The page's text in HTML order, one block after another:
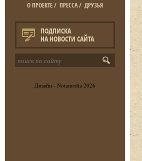
О ПРОЕКТЕ/ ПРЕССА/ ДРУЗЬЯ
ПОДПИСКА
НА НОВОСТИ САЙТА
Дизайн - Notamedia 2026